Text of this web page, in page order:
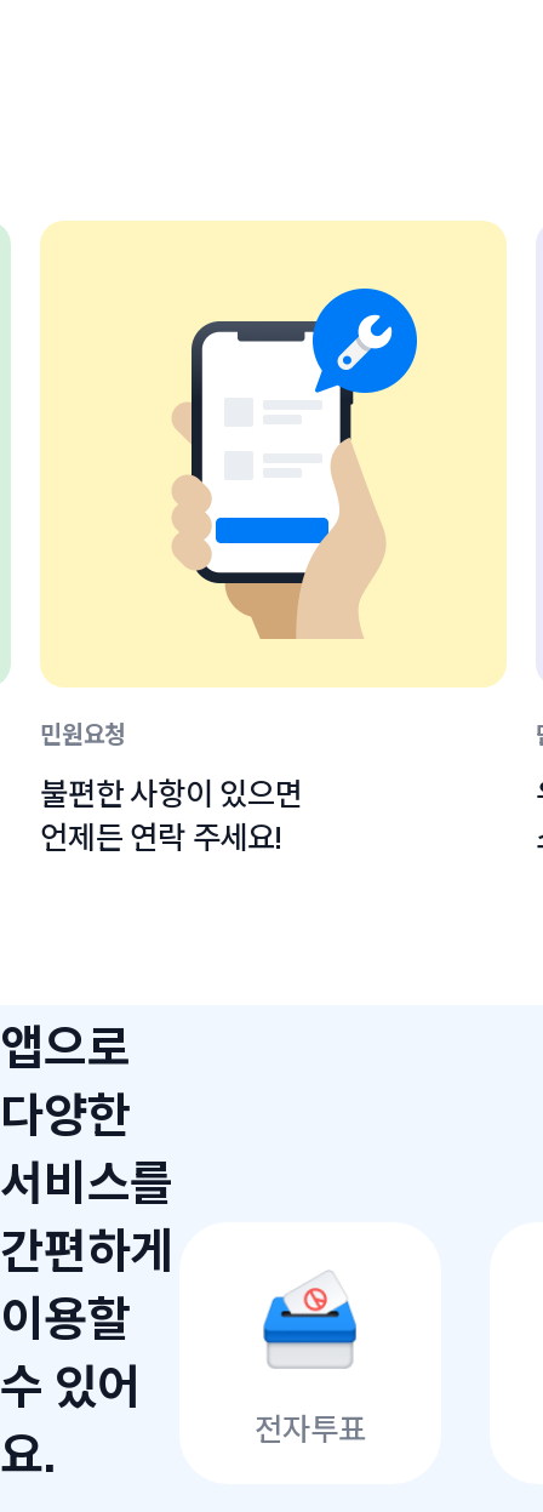
민원요청
불편한 사항이 있으면
언제든 연락 주세요!
앱으로
다양한
서비스를
간편하게
이용할
수 있어
요.
전자투표